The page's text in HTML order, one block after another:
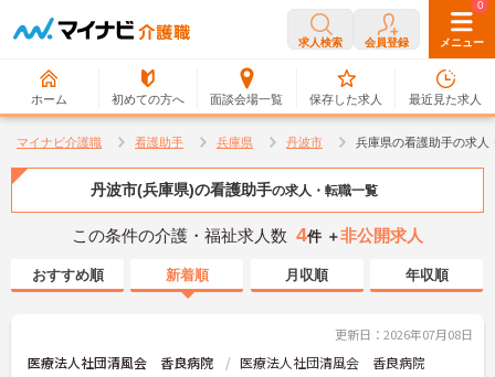
求人検索 会員登録 メニュー
ホーム 初めての方へ 面談会場一覧
0
保存した求人
0
最近見た求人
マイナビ介護職 看護助手 兵庫県 丹波市 兵庫県の看護助手の求人
丹波市(兵庫県)の看護助手の求人・転職一覧
この条件の介護・福祉求人数 4件 ＋非公開求人
おすすめ順 新着順 月収順 年収順
更新日：2026年07月08日
医療法人社団清風会 香良病院 医療法人社団清風会 香良病院